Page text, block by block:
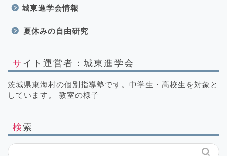
城東進学会情報
夏休みの自由研究
サイト運営者：城東進学会
茨城県東海村の個別指導塾です。中学生・高校生を対象と
しています。 教室の様子
検索